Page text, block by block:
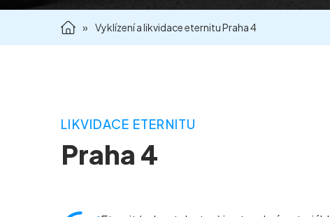
» Vyklízení a likvidace eternitu Praha 4
LIKVIDACE ETERNITU
Praha 4